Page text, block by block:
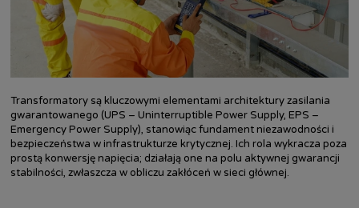
Transformatory są kluczowymi elementami architektury zasilania
gwarantowanego (UPS – Uninterruptible Power Supply, EPS –
Emergency Power Supply), stanowiąc fundament niezawodności i
bezpieczeństwa w infrastrukturze krytycznej. Ich rola wykracza poza
prostą konwersję napięcia; działają one na polu aktywnej gwarancji
stabilności, zwłaszcza w obliczu zakłóceń w sieci głównej.